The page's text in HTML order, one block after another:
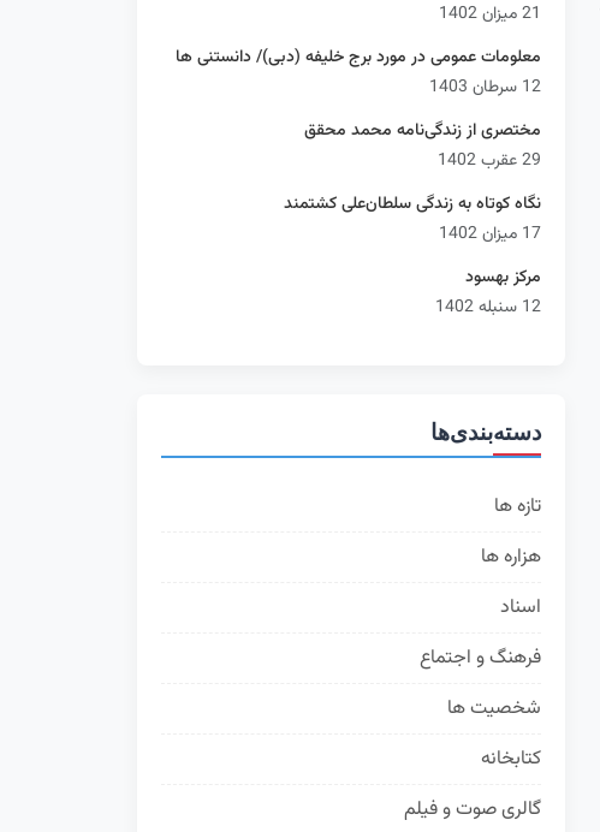
21 میزان 1402
معلومات عمومی در مورد برج خلیفه (دبی)/ دانستنی ها
12 سرطان 1403
مختصری از زندگی‌نامه محمد محقق
29 عقرب 1402
نگاه کوتاه به زندگی سلطان‌علی کشتمند
17 میزان 1402
مرکز بهسود
12 سنبله 1402
دسته‌بندی‌ها
تازه ها
هزاره ها
اسناد
فرهنگ و اجتماع
شخصیت ها
کتابخانه
گالری صوت و فیلم